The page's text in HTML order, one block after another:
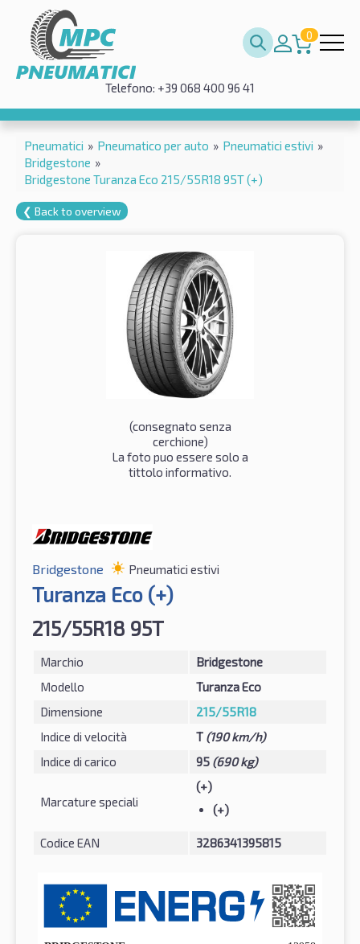
0
Telefono: +39 068 400 96 41
Pneumatici » Pneumatico per auto » Pneumatici estivi »
Bridgestone »
Bridgestone Turanza Eco 215/55R18 95T (+)
❮ Back to overview
(consegnato senza
cerchione)
La foto puo essere solo a
tittolo informativo.
Bridgestone Pneumatici estivi
Turanza Eco (+)
215/55R18 95T
Marchio
Bridgestone
Modello
Turanza Eco
Dimensione
215/55R18
Indice di velocità
T (190 km/h)
Indice di carico
95 (690 kg)
Marcature speciali
(+)
(+)
Codice EAN 3286341395815